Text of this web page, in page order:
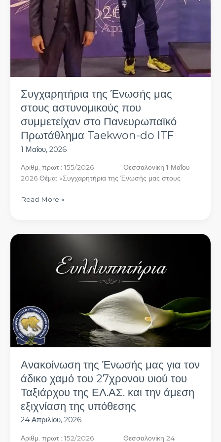
Συγχαρητήρια της Ένωσής μας
στους αστυνομικούς που
συμμετείχαν στο Πανευρωπαϊκό
Πρωτάθλημα Taekwon-do ITF
1 Μαΐου, 2026
Αριθμ. πρωτ.: 155/2026 Θεσσαλονίκη 1 Μαΐου
2026 Θέμα: «Συγχαρητήρια της Ένωσής μας στους
Read More »
Ανακοίνωση της Ένωσής μας για τον
άδικο χαμό του 27χρονου υιού του
Ταξιάρχου της ΕΛ.ΑΣ. και την άμεση
εξιχνίαση της υπόθεσης
24 Απριλίου, 2026
Αριθμ. πρωτ.: 152/2026 Θεσσαλονίκη 24
χαμό
του
27χρονου
υιού
Ταξιάρχου
της
ΕΛ.ΑΣ.
και
την
άμεση
εξιχνίαση